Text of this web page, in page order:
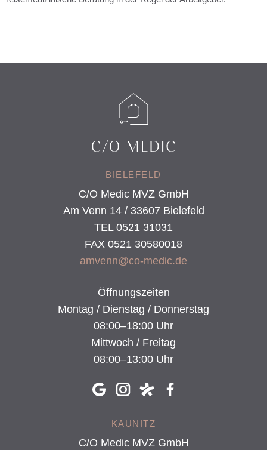
BIELEFELD
C/O Medic MVZ GmbH
Am Venn 14 / 33607 Bielefeld
TEL 0521 31031
FAX 0521 30580018
amvenn@co-medic.de
Öffnungszeiten
Montag / Dienstag / Donnerstag
08:00–18:00 Uhr
Mittwoch / Freitag
08:00–13:00 Uhr
KAUNITZ
C/O Medic MVZ GmbH